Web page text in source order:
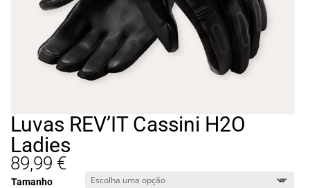
Luvas REV’IT Cassini H2O
Ladies
89,99 €
Tamanho